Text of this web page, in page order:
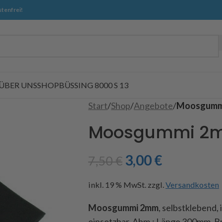
UNSSHOPBÜSSING 8000 S 13
Start/Shop/Angebote/
Moosgummi
7,50€ 3,00€
inkl. 19 % MwSt. zzgl.Versandkosten
Moosgummi 2mm, selbstklebend,